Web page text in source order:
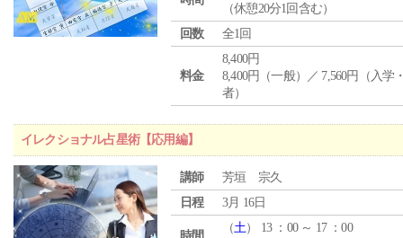
（休憩20分1回含む）
回数
全1回
料金
8,400円
8,400円（一般）／ 7,560円（入学
者）
イレクショナル占星術【応用編】
講師
芳垣 宗久
日程
3月 16日
（土） 13 ：00 ～ 17 ：00